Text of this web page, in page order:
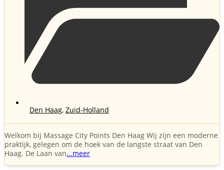
Den Haag, Zuid-Holland
Welkom bij Massage City Points Den Haag Wij zijn een moderne
praktijk, gelegen om de hoek van de langste straat van Den
Haag. De Laan van...meer